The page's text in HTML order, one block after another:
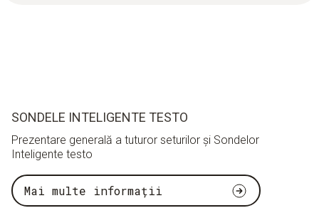
SONDELE INTELIGENTE TESTO
Prezentare generală a tuturor seturilor și Sondelor
Inteligente testo
Mai multe informații